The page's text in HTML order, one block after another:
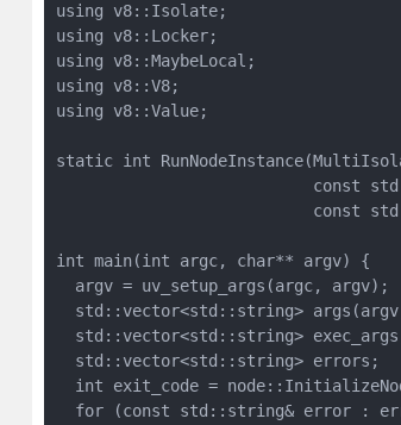
using v8::Isolate;
using v8::Locker;
using v8::MaybeLocal;
using v8::V8;
using v8::Value;
static int
const
const
int main(int argc, char** argv) {
  argv = uv_setup_args(argc, argv);
std::vector<std::string>
std::vector<std::string>
  std::vector<std::string> errors;
int exit_code =
for (const std::string& error :